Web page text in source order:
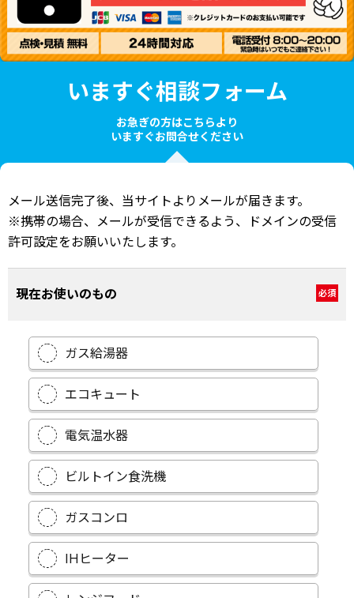
いますぐ相談フォーム
お急ぎの方はこちらより
いますぐお問合せください
メール送信完了後、当サイトよりメールが届きます。
※携帯の場合、メールが受信できるよう、ドメインの受信
許可設定をお願いいたします。
現在お使いのもの 必須
ガス給湯器
エコキュート
電気温水器
ビルトイン食洗機
ガスコンロ
IHヒーター